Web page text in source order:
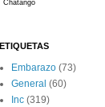
ETIQUETAS
Embarazo (73)
General (60)
Inc (319)